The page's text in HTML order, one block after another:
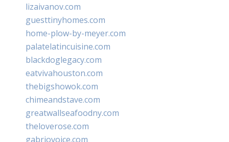
lizaivanov.com
guesttinyhomes.com
home-plow-by-meyer.com
palatelatincuisine.com
blackdoglegacy.com
eatvivahouston.com
thebigshowok.com
chimeandstave.com
greatwallseafoodny.com
theloverose.com
gabriovoice.com